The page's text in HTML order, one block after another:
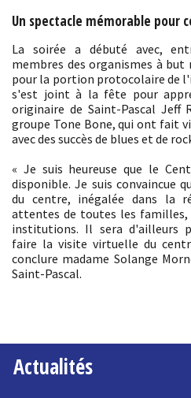
Un spectacle mémorable pour
La soirée a débuté avec,
membres des organismes à
pour la portion protocolaire de
s'est joint à la fête pour
originaire de Saint-Pascal Jeff
groupe Tone Bone, qui ont fait
avec des succès de blues et de
« Je suis heureuse que le
disponible. Je suis convaincue
du centre, inégalée dans la
attentes de toutes les
institutions. Il sera d'ailleurs
faire la visite virtuelle du
conclure madame Solange
Saint-Pascal.
Actualités